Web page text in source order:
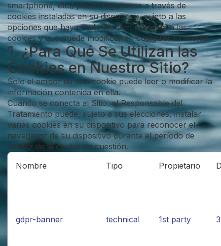
smartphone, etc.) puede registrarse a través de
cookies instaladas en su dispositivo, sujeto a las
opciones que haya realizado con respecto a las
cookies y que puede modificar en cualquier momento.
1. ¿Para Qué Se Utilizan las
Cookies en Nuestro Sitio?
Solo el emisor de una cookie puede leer o modificar la
información contenida en ella.
Cuando se conecta al Sitio, el Responsable del
Tratamiento puede, sujeto a sus elecciones, instalar
varias cookies en su dispositivo para reconocer el
navegador de su dispositivo durante el período de
validez de la cookie en cuestión.
Nombre
Tipo Propietario
gdpr-banner technical 1st party